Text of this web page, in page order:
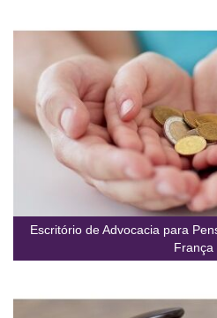
Escritório de Advocacia para
França